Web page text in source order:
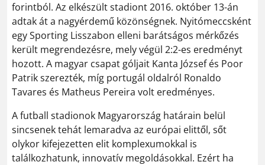
forintból. Az elkészült stadiont 2016. október 13-án
adtak át a nagyérdemű közönségnek. Nyitómeccsként
egy Sporting Lisszabon elleni barátságos mérkőzés
került megrendezésre, mely végül 2:2-es eredményt
hozott. A magyar csapat góljait Kanta József és Poor
Patrik szerezték, míg portugál oldalról Ronaldo
Tavares és Matheus Pereira volt eredményes.
A futball stadionok Magyarország határain belül
sincsenek tehát lemaradva az európai elittől, sőt
olykor kifejezetten elit komplexumokkal is
találkozhatunk, innovatív megoldásokkal. Ezért ha